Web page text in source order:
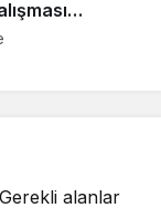
Gerekli alanlar